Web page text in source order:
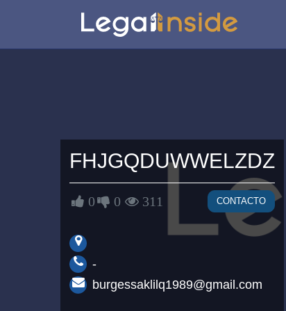
FHJGQDUWWELZDZ
0 0 311 CONTACTO
-
burgessaklilq1989@gmail.com